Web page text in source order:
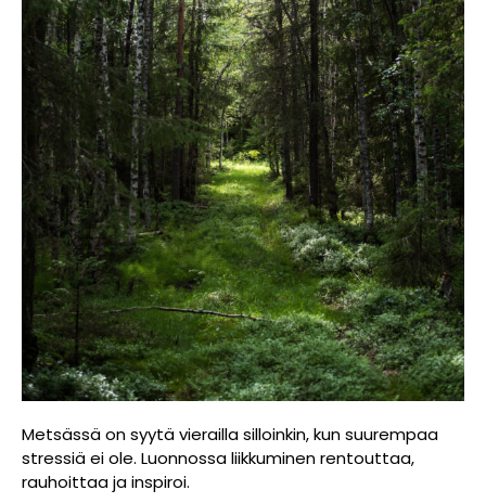
Metsässä on syytä vierailla silloinkin, kun suurempaa
stressiä ei ole. Luonnossa liikkuminen rentouttaa,
rauhoittaa ja inspiroi.